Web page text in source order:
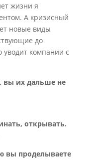
жизни я
А кризисный
новые виды
до
уводит компании с
вы их дальше не
открывать.
вы проделываете